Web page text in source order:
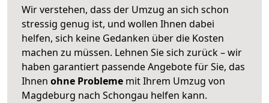
Wir verstehen, dass der Umzug an sich schon
stressig genug ist, und wollen Ihnen dabei
helfen, sich keine Gedanken über die Kosten
machen zu müssen. Lehnen Sie sich zurück – wir
haben garantiert passende Angebote für Sie, das
Ihnen ohne Probleme mit Ihrem Umzug von
Magdeburg nach Schongau helfen kann.